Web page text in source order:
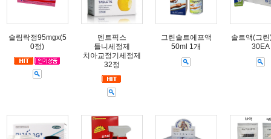
슬림락정95mgx(5
0정)
덴트픽스
틀니세정제
치아교정기세정제
32정
그린솔트에프액
50ml 1개
솔트액(그
30EA